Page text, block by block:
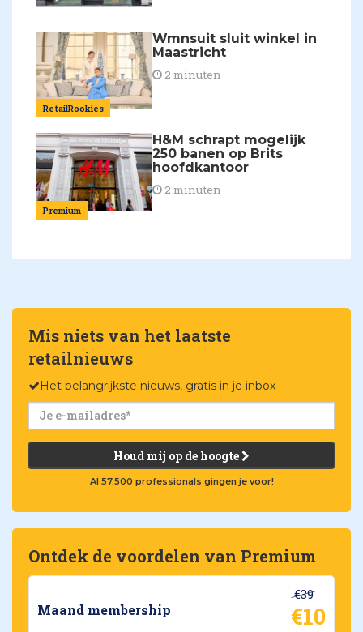
RetailRookies
Wmnsuit sluit winkel in
Maastricht
2 minuten
Premium
H&M schrapt mogelijk
250 banen op Brits
hoofdkantoor
2 minuten
Mis niets van het laatste
retailnieuws
Het belangrijkste nieuws, gratis in je inbox
Houd mij op de hoogte
Al 57.500 professionals gingen je voor!
Ontdek de voordelen van Premium
Maand membership
€39
€10